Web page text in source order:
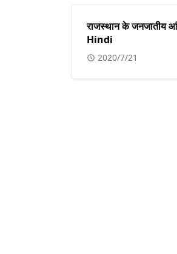
राजस्थान के जनजातीय
Hindi
2020/7/21